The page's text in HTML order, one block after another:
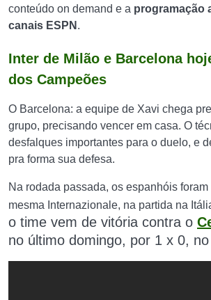
conteúdo on demand e a programação
canais ESPN .
Inter de Milão e Barcelona
dos Campeões
O Barcelona: a equipe de Xavi chega
grupo, precisando vencer em casa. O
desfalques importantes para o duelo, e
pra forma sua defesa.
Na rodada passada, os espanhóis
mesma Internazionale, na partida na
o time vem de vitória contra o
no último domingo, por 1 x 0,